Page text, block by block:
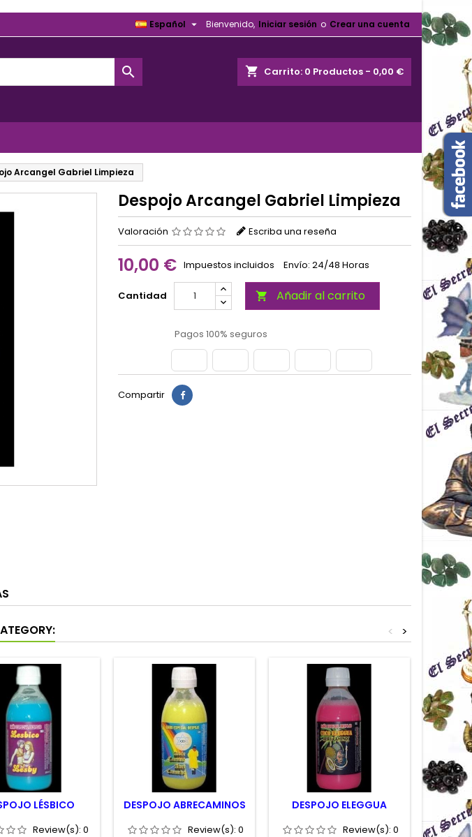
Bienvenido, Iniciar sesión o Crear una cuenta
Español 
shopping_cart Carrito: 0 Productos - 0,00 €

Arcangel Gabriel Limpieza
Despojo Arcangel Gabriel Limpieza
Valoración Escriba una reseña
10,00 € Impuestos incluidos Envío: 24/48 Horas
Cantidad  Añadir al carrito
Pagos 100% seguros
Compartir
>
<
LÉSBICO
Review(s): 0
DESPOJO ABRECAMINOS
Review(s): 0
DESPOJO ELEGGUA
Review(s): 0